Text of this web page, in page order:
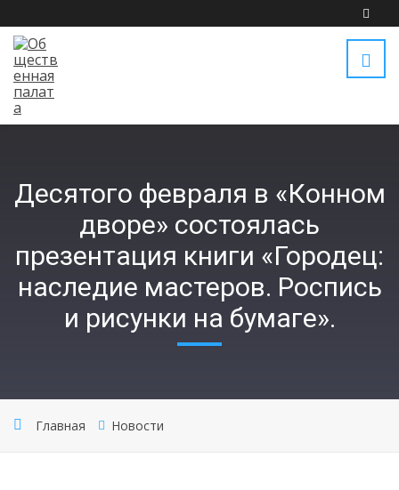
Десятого февраля в «Конном
дворе» состоялась
презентация книги «Городец:
наследие мастеров. Роспись
и рисунки на бумаге».
Главная Новости